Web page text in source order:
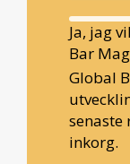
Ja, jag
Bar
Global
inkorg.